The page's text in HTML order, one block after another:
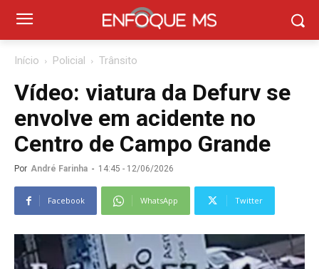
Início Policial Trânsito
Vídeo: viatura da Defurv se
envolve em acidente no
Centro de Campo Grande
Por André Farinha - 14:45 - 12/06/2026
Facebook WhatsApp Twitter